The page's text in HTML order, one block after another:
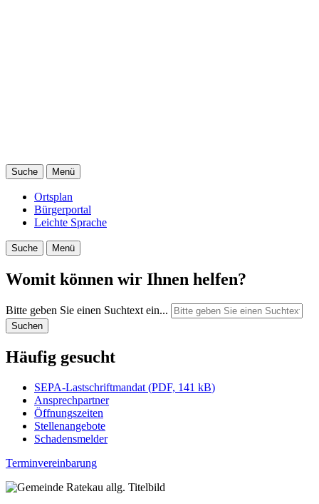
Suche Menü
Ortsplan
Bürgerportal
Leichte Sprache
Suche Menü
Womit können wir Ihnen helfen?
Bitte geben Sie einen Suchtext ein...
Suchen
Häufig gesucht
SEPA-Lastschriftmandat (PDF, 141 kB)
Ansprechpartner
Öffnungszeiten
Stellenangebote
Schadensmelder
Terminvereinbarung